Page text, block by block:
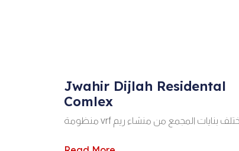
Jwahir Dijlah Residental
Comlex